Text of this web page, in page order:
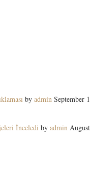
by admin September
İnceledi by admin